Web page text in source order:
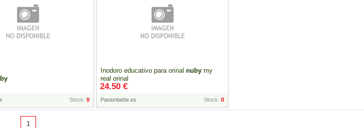
Stock:0
Inodoro educativo para orinalnuby my
real orinal
Pasionbebe.es Stock:0
24.50 €
1